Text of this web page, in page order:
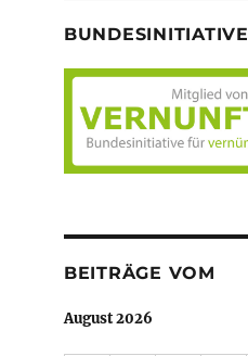
BUNDESINITIATIVE
BEITRÄGE VOM
August 2026